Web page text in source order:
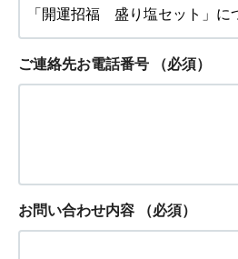
ご連絡先お電話番号 （必須）
お問い合わせ内容 （必須）